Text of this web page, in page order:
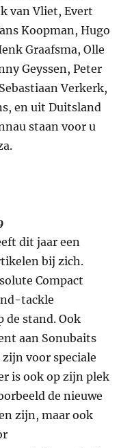
van Vliet, Evert
Koopman, Hugo
Graafsma, Olle
Geyssen, Peter
Verkerk,
en uit Duitsland
staan voor u
dit jaar een
bij zich.
Compact
tackle
de stand. Ook
aan Sonubaits
voor speciale
is ook op zijn plek
de nieuwe
zijn, maar ook